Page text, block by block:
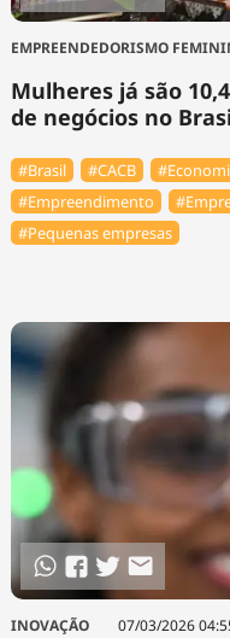
EMPREENDEDORISMO
Mulheres já são
de negócios no
#Brasil #⁠CACB
#Empreendimento
#Pequenas empresas
INOVAÇÃO 07/03/2026